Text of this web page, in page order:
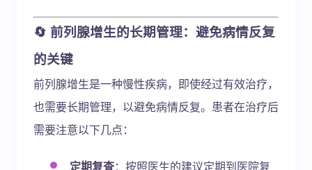
🔄 前列腺增生的长期管理：避免病情反复
的关键
前列腺增生是一种慢性疾病，即使经过有效治疗，
也需要长期管理，以避免病情反复。患者在治疗后
需要注意以下几点：
定期复查：按照医生的建议定期到医院复